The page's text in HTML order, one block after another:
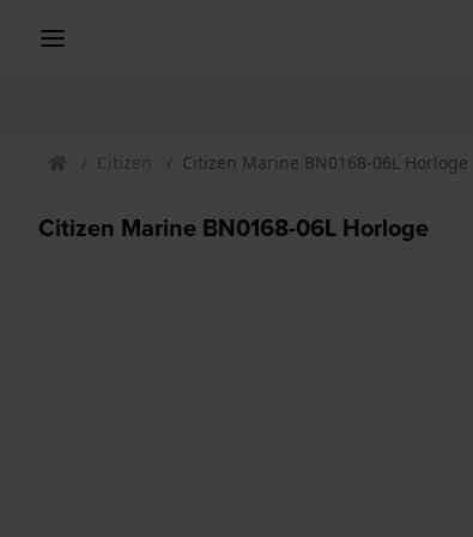
Citizen Citizen Marine BN0168-06L Horloge
Citizen Marine BN0168-06L Horloge